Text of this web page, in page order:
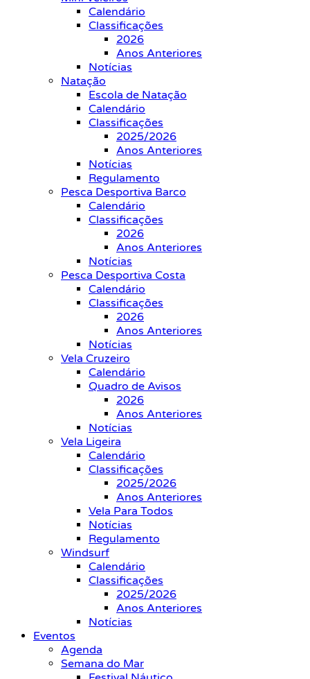
Calendário
Classificações
2026
Anos Anteriores
Notícias
Natação
Escola de Natação
Calendário
Classificações
2025/2026
Anos Anteriores
Notícias
Regulamento
Pesca Desportiva Barco
Calendário
Classificações
2026
Anos Anteriores
Notícias
Pesca Desportiva Costa
Calendário
Classificações
2026
Anos Anteriores
Notícias
Vela Cruzeiro
Calendário
Quadro de Avisos
2026
Anos Anteriores
Notícias
Vela Ligeira
Calendário
Classificações
2025/2026
Anos Anteriores
Vela Para Todos
Notícias
Regulamento
Windsurf
Calendário
Classificações
2025/2026
Anos Anteriores
Notícias
Eventos
Agenda
Semana do Mar